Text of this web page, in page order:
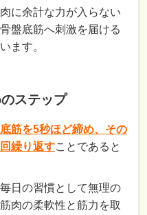
に余計な力が入らない
盤底筋へ刺激を届ける
ます。
ステップ
筋を5秒ほど締め、その
繰り返すことであると
日の習慣として無理の
肉の柔軟性と筋力を取